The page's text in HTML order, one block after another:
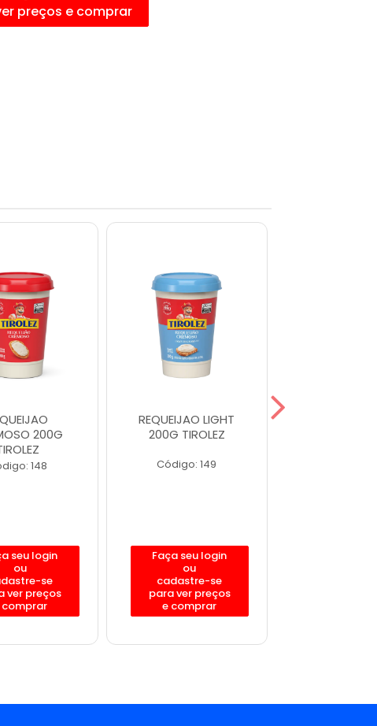
preços e comprar
200G
148
seu login
ou
se
ver preços
comprar
REQUEIJAO LIGHT
200G TIROLEZ
Código: 149
Faça seu login
ou
cadastre-se
para ver preços
e comprar